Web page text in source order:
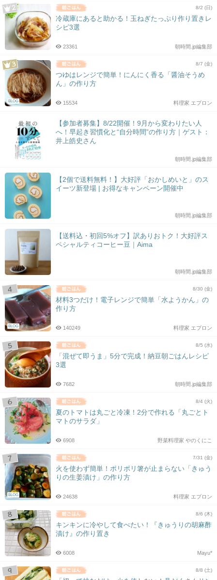
8/2 (日)
冷蔵庫にあると助かる！玉ねぎたっぷり作り置きレ
シピ3選
朝時間.jp編集部
23361
BLOG
8/7 (金)
つゆはレンジで簡単！にんにく香る「醤油そうめ
ん」の作り方
料理家 エプロン
15534
【参加者募集】8/22開催！9月から変わりたい人
へ！早起き習慣化と“自分時間”の作り方｜ゲスト：
井上皓史さん
朝時間.jp編集部
【2個で送料無料！】大好評「おかしめいと」のス
イーツ新登場 | お得なキャンペーン開催中
朝時間.jp編集部
【送料込・初回5%オフ】訳ありおトク！大好評ス
ペシャルティコーヒー豆｜Aima
朝時間.jp編集部
BLOG
8/30 (金)
材料3つだけ！電子レンジで簡単「水ようかん」の
作り方
料理家 エプロン
140249
8/5 (水)
「混ぜて即うま」5分で完成！納豆朝ごはんレシピ
3選
朝時間.jp編集部
7682
8/4 (火)
夏のトマトは丸ごと冷凍！2分で作れる「丸ごとト
マトのサラダ」
野菜料理家 やのくにこ
6908
BLOG
7/31 (金)
火を使わず簡単！ポリポリ箸が止まらない「きゅう
りの生姜漬け」の作り方
料理家 エプロン
24638
8/6 (木)
キンキンに冷やして食べたい！『きゅうりの胡麻酢
漬け』の作り置き
Mayu*
6008
8/8 (土)